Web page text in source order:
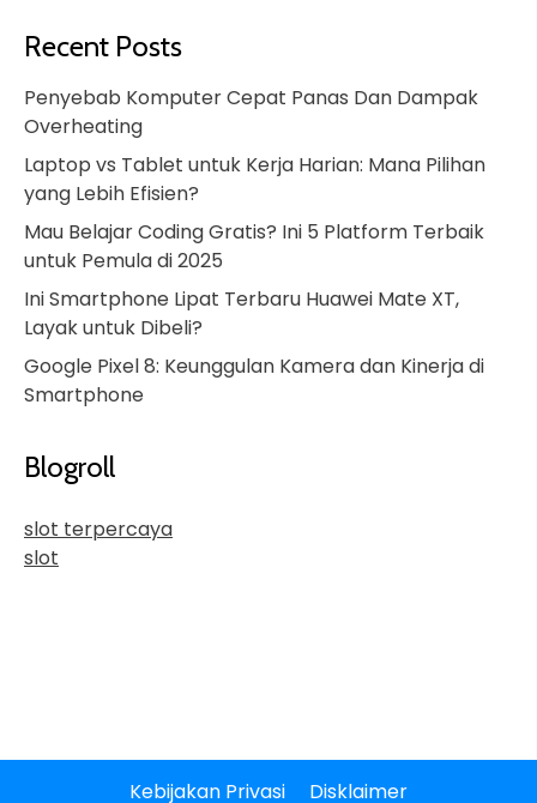
Recent Posts
Penyebab Komputer Cepat Panas Dan Dampak
Overheating
Laptop vs Tablet untuk Kerja Harian: Mana Pilihan
yang Lebih Efisien?
Mau Belajar Coding Gratis? Ini 5 Platform Terbaik
untuk Pemula di 2025
Ini Smartphone Lipat Terbaru Huawei Mate XT,
Layak untuk Dibeli?
Google Pixel 8: Keunggulan Kamera dan Kinerja di
Smartphone
Blogroll
slot terpercaya
slot
Kebijakan Privasi Disklaimer